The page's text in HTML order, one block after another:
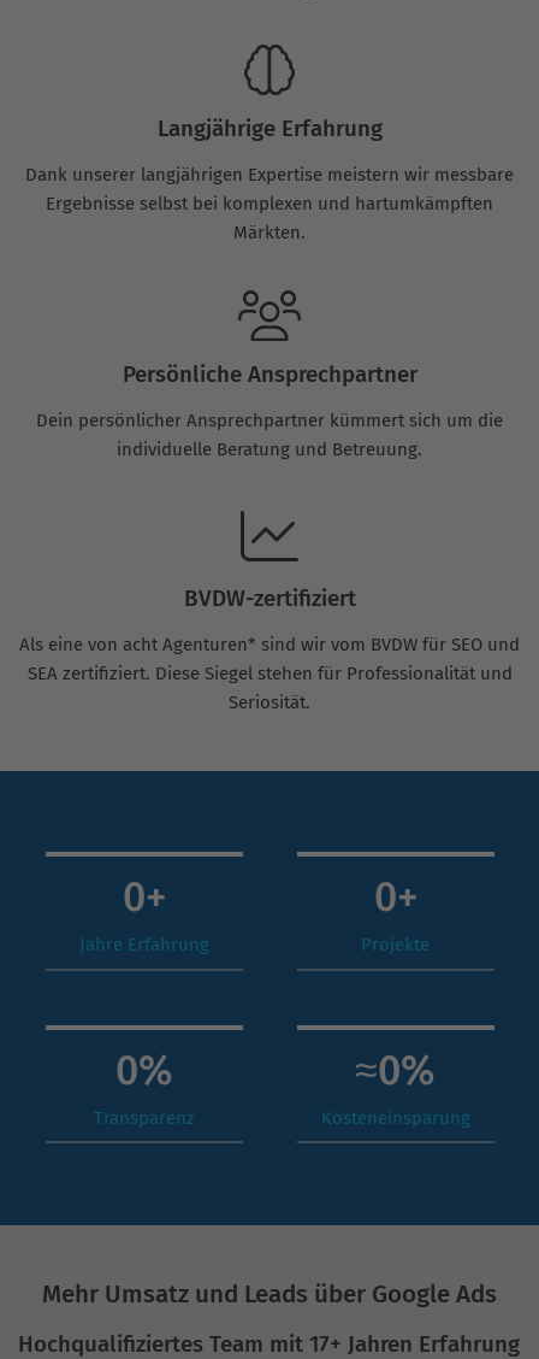
Langjährige Erfahrung
Dank unserer langjährigen Expertise meistern wir messbare
Ergebnisse selbst bei komplexen und hartumkämpften
Märkten.
Persönliche Ansprechpartner
Dein persönlicher Ansprechpartner kümmert sich um die
individuelle Beratung und Betreuung.
BVDW-zertifiziert
Als eine von acht Agenturen* sind wir vom BVDW für SEO und
SEA zertifiziert. Diese Siegel stehen für Professionalität und
Seriosität.
0+
Jahre Erfahrung
0+
Projekte
0%
Transparenz
≈0%
Kosteneinsparung
Mehr Umsatz und Leads über Google Ads
Hochqualifiziertes Team mit 17+ Jahren Erfahrung